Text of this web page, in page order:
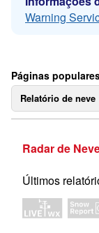
Warning
Páginas
Relatório de neve
Radar de
Últimos